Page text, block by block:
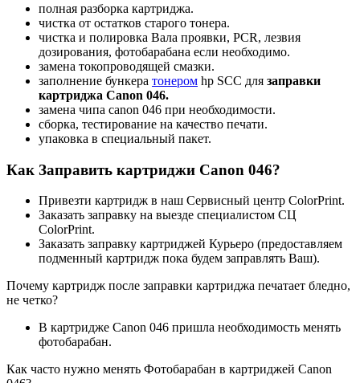
полная разборка картриджа.
чистка от остатков старого тонера.
чистка и полировка Вала проявки, PCR, лезвия
дозирования, фотобарабана если необходимо.
замена токопроводящей смазки.
заполнение бункера тонером hp SCC для заправки
картриджа Canon 046.
замена чипа canon 046 при необходимости.
сборка, тестирование на качество печати.
упаковка в специальный пакет.
Как Заправить картриджи Canon 046?
Привезти картридж в наш Сервисный центр ColorPrint.
Заказать заправку на выезде специалистом СЦ
ColorPrint.
Заказать заправку картриджей Курьеро (предоставляем
подменный картридж пока будем заправлять Ваш).
Почему картридж после заправки картриджа печатает бледно,
не четко?
В картридже Canon 046 пришла необходимость менять
фотобарабан.
Как часто нужно менять Фотобарабан в картриджей Canon